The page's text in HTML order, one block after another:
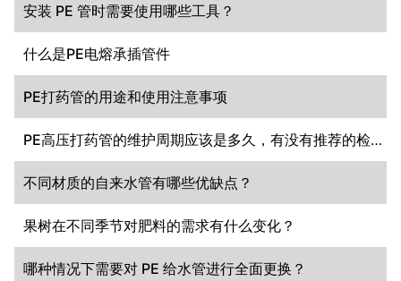
安装 PE 管时需要使用哪些工具？
什么是PE电熔承插管件
PE打药管的用途和使用注意事项
PE高压打药管的维护周期应该是多久，有没有推荐的检查频率？
不同材质的自来水管有哪些优缺点？
果树在不同季节对肥料的需求有什么变化？
哪种情况下需要对 PE 给水管进行全面更换？